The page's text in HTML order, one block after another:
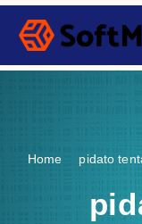
S
p
Home pidato